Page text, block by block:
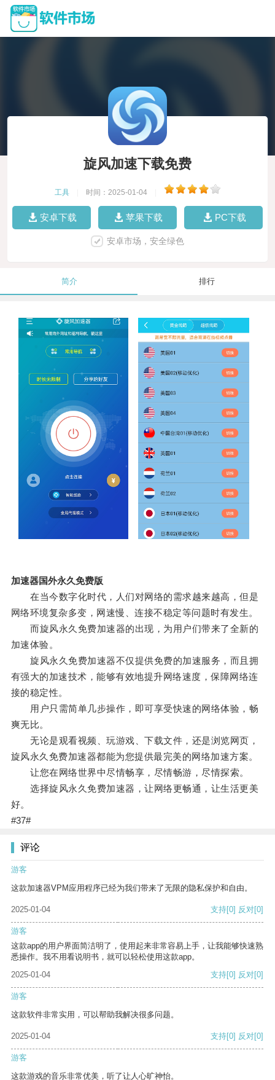
旋风加速下载免费
工具 时间：2025-01-04
安卓下载 苹果下载 PC下载
安卓市场，安全绿色
简介 排行
加速器国外永久免费版
在当今数字化时代，人们对网络的需求越来越高，但是
网络环境复杂多变，网速慢、连接不稳定等问题时有发生。
而旋风永久免费加速器的出现，为用户们带来了全新的
加速体验。
旋风永久免费加速器不仅提供免费的加速服务，而且拥
有强大的加速技术，能够有效地提升网络速度，保障网络连
接的稳定性。
用户只需简单几步操作，即可享受快速的网络体验，畅
爽无比。
无论是观看视频、玩游戏、下载文件，还是浏览网页，
旋风永久免费加速器都能为您提供最完美的网络加速方案。
让您在网络世界中尽情畅享，尽情畅游，尽情探索。
选择旋风永久免费加速器，让网络更畅通，让生活更美
好。
#37#
评论
游客
这款加速器VPM应用程序已经为我们带来了无限的隐私保护和自由。
2025-01-04 支持[0] 反对[0]
游客
这款app的用户界面简洁明了，使用起来非常容易上手，让我能够快速熟
悉操作。我不用看说明书，就可以轻松使用这款app。
2025-01-04
支持[0] 反对[0]
游客
这款软件非常实用，可以帮助我解决很多问题。
2025-01-04 支持[0] 反对[0]
游客
这款游戏的音乐非常优美，听了让人心旷神怡。